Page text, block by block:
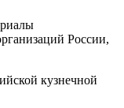
России,
кузнечной